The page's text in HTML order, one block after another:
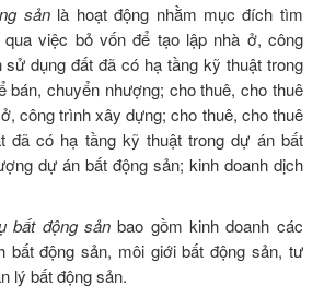
sản là hoạt động nhằm mục đích tìm
việc bỏ vốn để tạo lập nhà ở, công
dụng đất đã có hạ tầng kỹ thuật trong
bán, chuyển nhượng; cho thuê, cho thuê
công trình xây dựng; cho thuê, cho thuê
đã có hạ tầng kỹ thuật trong dự án bất
dự án bất động sản; kinh doanh dịch
bất động sảnbao gồm kinh doanh các
bất động sản, môi giới bất động sản, tư
lý bất động sản.